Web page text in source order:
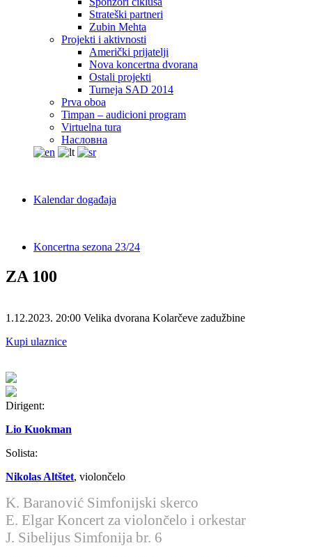
Strateški partneri
Zubin Mehta
Projekti i aktivnosti
Američki prijatelji
Nova koncertna dvorana
Ostali projekti
Turneja SAD 2014
Prva oboa
Timpan – audicioni program
Virtuelna tura
Насловна
Kalendar događaja
Koncertna sezona 23/24
ZA 100
1.12.2023. 20:00 Velika dvorana Kolarčeve zadužbine
Kupi ulaznice
Dirigent:
Lio Kuokman
Solista:
Nikolas Altštet, violončelo
K. Baranović Simfonijski skerco
E. Elgar Koncert za violončelo i orkestar
J. Sibelijus Simfonija br. 6